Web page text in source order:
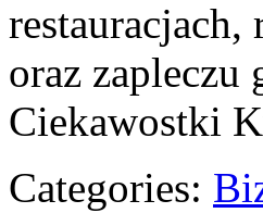
oraz zapleczu
Ciekawostki
Categories: